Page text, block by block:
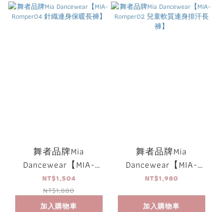
舞者品牌Mia
Dancewear【MIA-
Romper04 針織連身保
暖長褲】
NT$1,504
NT$1,880
加入購物車
舞者品牌Mia
Dancewear【MIA-
Romper02 兒童軟質連
NT$1,980
加入購物車